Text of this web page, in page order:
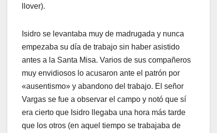
llover).
Isidro se levantaba muy de madrugada y nunca
empezaba su día de trabajo sin haber asistido
antes a la Santa Misa. Varios de sus compañeros
muy envidiosos lo acusaron ante el patrón por
«ausentismo» y abandono del trabajo. El señor
Vargas se fue a observar el campo y notó que sí
era cierto que Isidro llegaba una hora más tarde
que los otros (en aquel tiempo se trabajaba de